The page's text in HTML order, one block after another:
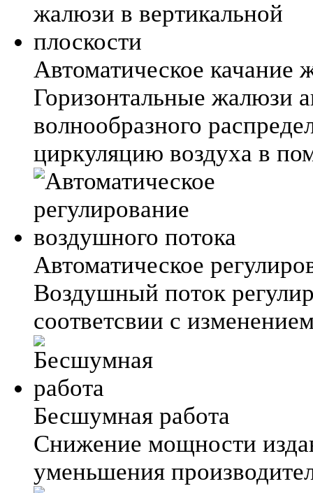
Автоматическое качание
Горизонтальные жалюзи
волнообразного
циркуляцию воздуха в
Автоматическое
Воздушный поток
соответсвии с
Бесшумная работа
Снижение мощности
уменьшения